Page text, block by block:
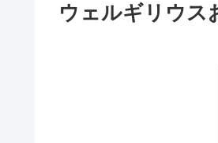
ウェルギリウス